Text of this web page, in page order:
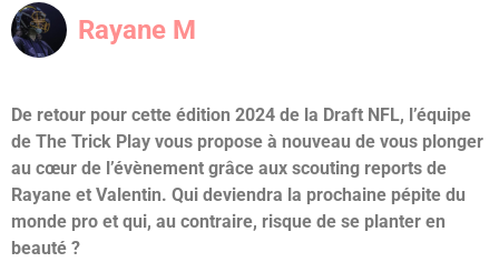
Rayane M
De retour pour cette édition 2024 de la Draft NFL, l’équipe
de The Trick Play vous propose à nouveau de vous plonger
au cœur de l’évènement grâce aux scouting reports de
Rayane et Valentin. Qui deviendra la prochaine pépite du
monde pro et qui, au contraire, risque de se planter en
beauté ?